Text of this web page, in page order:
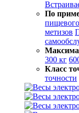
По
метизов
300 кг
Класс
точности